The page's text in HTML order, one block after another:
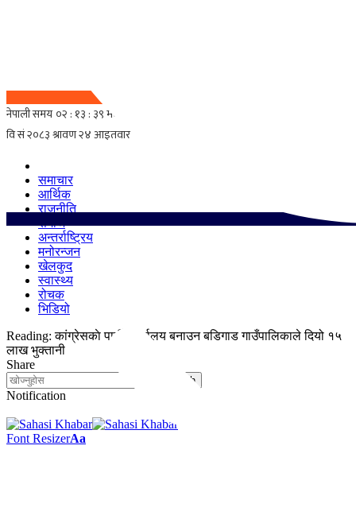
समाचार
आर्थिक
राजनीति
समाज
अन्तर्राष्ट्रिय
मनोरन्जन
खेलकुद
स्वास्थ्य
रोचक
भिडियो
Reading: कांग्रेसकाे पार्टी कार्यालय बनाउन बडिगाड गाउँपालिकाले दियो १५
लाख भुक्तानी
Share
Notification
Font ResizerAa